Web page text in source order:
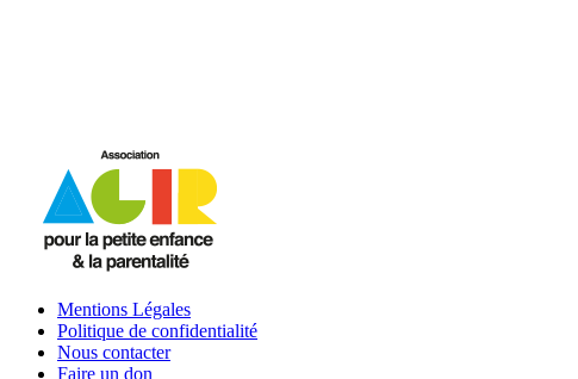
Mentions Légales
Politique de confidentialité
Nous contacter
Faire un don